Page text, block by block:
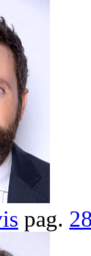
pag.